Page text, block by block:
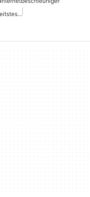
Kostenloser Wifi Geschwindigkeitstest Fuer Android